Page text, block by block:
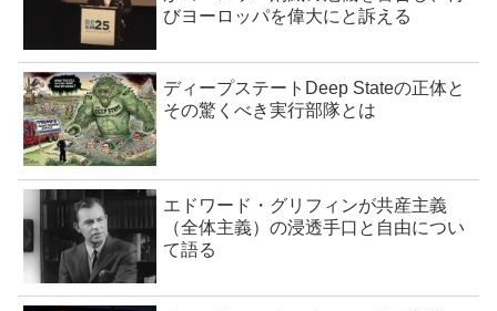
びヨーロッパを偉大にと訴える
ディープステートDeep Stateの正体と
その驚くべき実行部隊とは
エドワード・グリフィンが共産主義
（全体主義）の浸透手口と自由につい
て語る